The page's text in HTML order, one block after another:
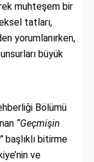
muhteşem bir
tatları,
yorumlanırken,
büyük
Bölümü
“Geçmişin
başlıklı bitirme
ve